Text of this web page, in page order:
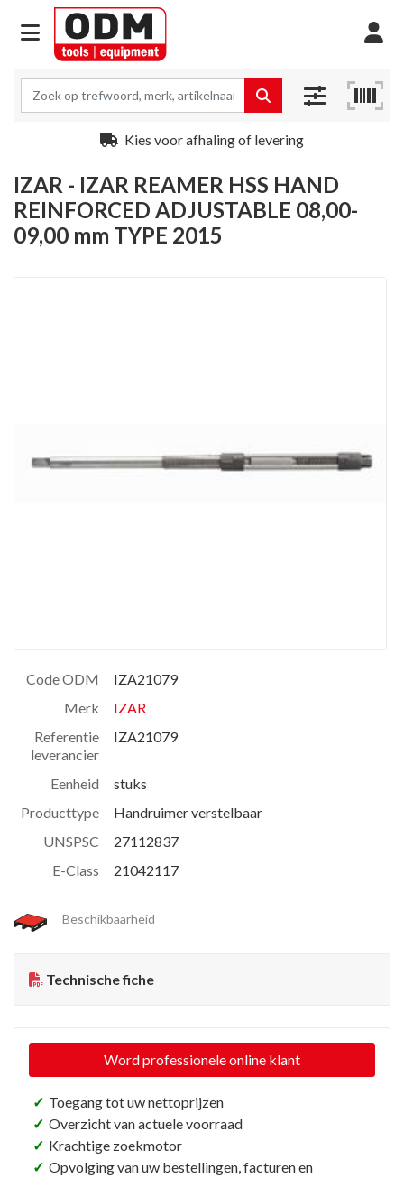
Kies voor afhaling of levering
IZAR - IZAR REAMER HSS HAND
REINFORCED ADJUSTABLE 08,00-
09,00 mm TYPE 2015
Code ODM
IZA21079
Merk
IZAR
Referentie
leverancier
IZA21079
Eenheid
stuks
Producttype
Handruimer verstelbaar
UNSPSC
27112837
E-Class
21042117
Beschikbaarheid
Technische fiche
Word professionele online klant
✓ Toegang tot uw nettoprijzen
✓ Overzicht van actuele voorraad
✓ Krachtige zoekmotor
✓ Opvolging van uw bestellingen, facturen en